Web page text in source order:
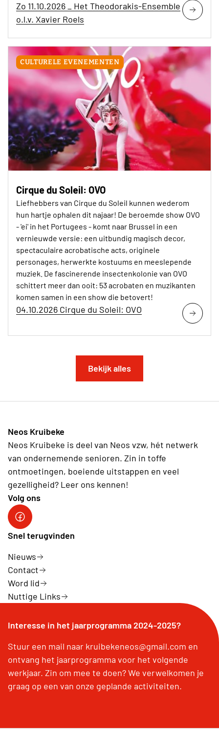
Zo 11.10.2026 _ Het Theodorakis-Ensemble
o.l.v. Xavier Roels
CULTURELE EVENEMENTEN
Cirque du Soleil: OVO
Liefhebbers van Cirque du Soleil kunnen wederom
hun hartje ophalen dit najaar! De beroemde show OVO
- 'ei' in het Portugees - komt naar Brussel in een
vernieuwde versie: een uitbundig magisch decor,
spectaculaire acrobatische acts, originele
personages, herwerkte kostuums en meeslepende
muziek. De fascinerende insectenkolonie van OVO
schittert meer dan ooit: 53 acrobaten en muzikanten
komen samen in een show die betovert!
04.10.2026 Cirque du Soleil: OVO
Bekijk alles
Neos Kruibeke
Neos Kruibeke is deel van Neos vzw, hét netwerk
van ondernemende senioren. Zin in toffe
ontmoetingen, boeiende uitstappen en veel
gezelligheid? Leer ons kennen!
Volg ons
Neos Facebook Pagina
Snel terugvinden
Nieuws
Contact
Word lid
Nuttige Links
Interesse in het jaarprogramma 2024-2025?
Stuur een mail naar kruibekeneos@gmail.com en
ontvang het jaarprogramma voor het volgende
werkjaar. Zin om mee te doen? We verwelkomen je
graag op een van onze geplande activiteiten.